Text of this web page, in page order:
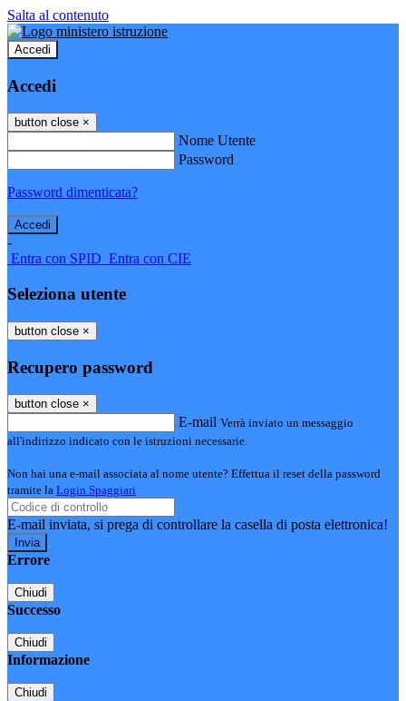
Salta al contenuto
Accedi
Accedi
button close ×
Nome Utente
Password
Password dimenticata?
-
Entra con SPID Entra con CIE
Seleziona utente
button close ×
Recupero password
button close ×
E-mail Verrà inviato un messaggio
all'indirizzo indicato con le istruzioni necessarie.
Non hai una e-mail associata al nome utente? Effettua il reset della password
tramite la Login Spaggiari
E-mail inviata, si prega di controllare la casella di posta elettronica!
Errore
Chiudi
Successo
Chiudi
Informazione
Chiudi